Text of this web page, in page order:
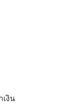
เงิน